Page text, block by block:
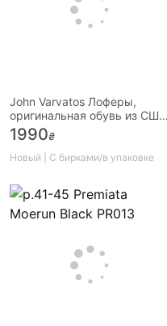
John Varvatos Лоферы,
оригинальная обувь из США
р. 43
1990₴
Новый | С бирками/в упаковке